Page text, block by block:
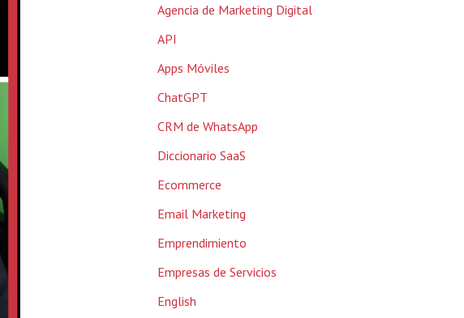
Agencia de Marketing Digital
API
Apps Móviles
ChatGPT
CRM de WhatsApp
Diccionario SaaS
Ecommerce
Email Marketing
Emprendimiento
Empresas de Servicios
English